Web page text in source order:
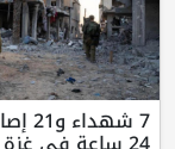
7 شهداء و21 إصابة خلال